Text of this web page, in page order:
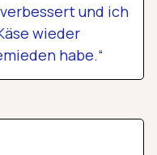
und ich
wieder
habe.“